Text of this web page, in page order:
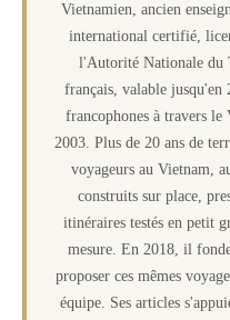
Vietnamien, ancien
international certifié,
l'Autorité Nationale du
français, valable jusqu'en
francophones à travers le
2003. Plus de 20 ans de
voyageurs au Vietnam,
construits sur place,
itinéraires testés en petit
mesure. En 2018, il
proposer ces mêmes
équipe. Ses articles